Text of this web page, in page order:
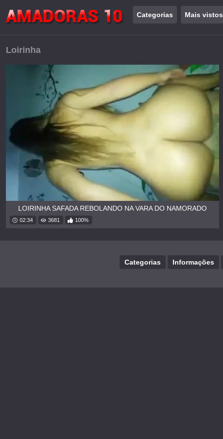
Categorias Mais vistos
Loirinha
LOIRINHA SAFADA REBOLANDO NA VARA DO NAMORADO
02:34 3681 100%
Categorias Informações